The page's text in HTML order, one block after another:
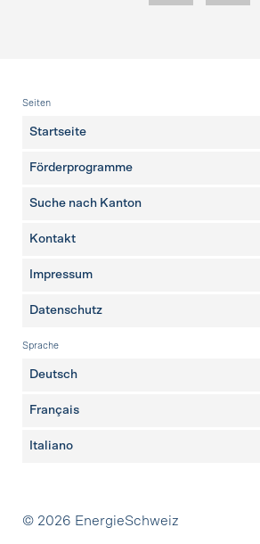
Fusszeile
Seiten
Startseite
Förderprogramme
Suche nach Kanton
weitere Seiten
Kontakt
Impressum
Datenschutz
Sprache
Deutsch
Français
Italiano
Partner
© 2026 EnergieSchweiz